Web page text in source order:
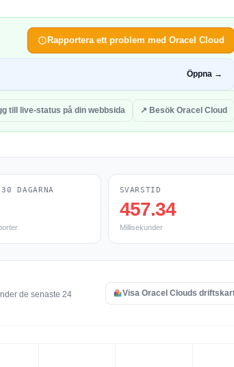
Rapportera ett problem med Oracel Cloud
Öppna →
till live-status på din webbsida ↗ Besök Oracel Cloud
DAGARNA SVARSTID
457.34
Millisekunder
de senaste 24
Visa Oracel Clouds